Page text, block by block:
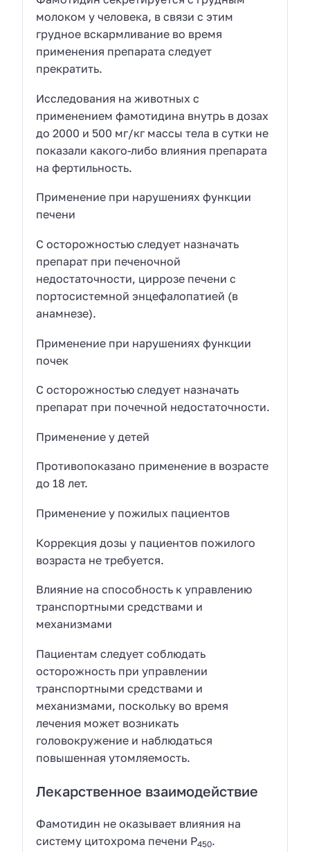
молоком у человека, в связи с этим
грудное вскармливание во время
применения препарата следует
прекратить.
Исследования на животных с
применением фамотидина внутрь в дозах
до 2000 и 500 мг/кг массы тела в сутки не
показали какого-либо влияния препарата
на фертильность.
Применение при нарушениях функции
печени
С осторожностью следует назначать
препарат при печеночной
недостаточности, циррозе печени с
портосистемной энцефалопатией (в
анамнезе).
Применение при нарушениях функции
почек
С осторожностью следует назначать
препарат при почечной недостаточности.
Применение у детей
Противопоказано применение в возрасте
до 18 лет.
Применение у пожилых пациентов
Коррекция дозы у пациентов пожилого
возраста не требуется.
Влияние на способность к управлению
транспортными средствами и
механизмами
Пациентам следует соблюдать
осторожность при управлении
транспортными средствами и
механизмами, поскольку во время
лечения может возникать
головокружение и наблюдаться
повышенная утомляемость.
Лекарственное взаимодействие
Фамотидин не оказывает влияния на
систему цитохрома печени P450.